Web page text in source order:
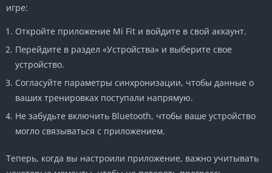
игре:
Откройте приложение Mi Fit и войдите в свой аккаунт.
Перейдите в раздел «Устройства» и выберите свое
устройство.
Согласуйте параметры синхронизации, чтобы данные о
ваших тренировках поступали напрямую.
Не забудьте включить Bluetooth, чтобы ваше устройство
могло связываться с приложением.
Теперь, когда вы настроили приложение, важно учитывать